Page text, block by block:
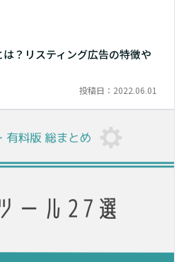
は？リスティング広告の特徴や
投稿日：2022.06.01